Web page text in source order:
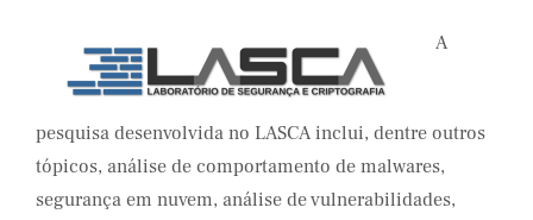
A
pesquisa desenvolvida no LASCA inclui, dentre outros
tópicos, análise de comportamento de malwares,
segurança em nuvem, análise de vulnerabilidades,